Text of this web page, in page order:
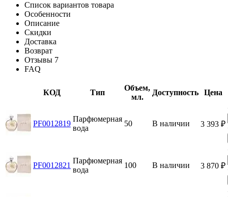
Список вариантов товара
Особенности
Описание
Скидки
Доставка
Возврат
Отзывы 7
FAQ
КОД Тип
Объем,
мл.
Доступность Цена
PF0012819
Парфюмерная
вода
50 В наличии 3 393 ₽
PF0012821
Парфюмерная
вода
100 В наличии 3 870 ₽